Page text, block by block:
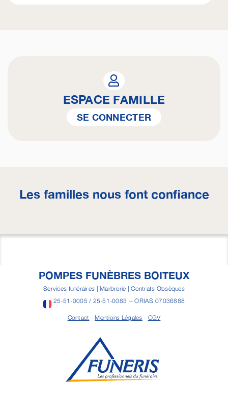
ESPACE FAMILLE
SE CONNECTER
Les familles nous font confiance
POMPES FUNÈBRES BOITEUX
Services funéraires | Marbrerie | Contrats Obsèques
25-51-0005 / 25-51-0083 -- ORIAS 07036888
Contact -Mentions Légales - CGV